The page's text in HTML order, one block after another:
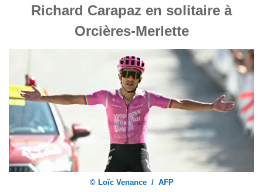
Richard Carapaz en solitaire à
Orcières-Merlette
© Loïc Venance / AFP